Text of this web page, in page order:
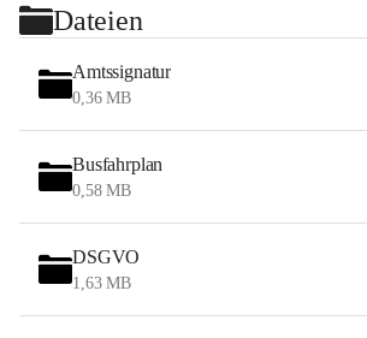
Wien erreicht man in ca. 45 Minuten.
Stössing zählt noch zum
zum Naherholungsraum St. Pölten. Viele
„ihre Wiener“. Seit 1960 bauten viele
Wochenendhäuser im Gemeindegebiet.
waldreichen Jagdgebietes haben viele
Das Wandern ist aus touristischer Sicht die
Tätigkeit. Das hügelige Gebiet mit
Wiesen, Wälder und Obstkulturen lädt
Dateien
Amtssignatur
0,36 MB
Busfahrplan
0,58 MB
DSGVO
1,63 MB